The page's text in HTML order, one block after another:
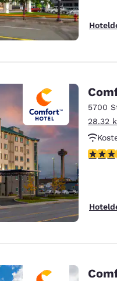
5700
28.32
3.4-